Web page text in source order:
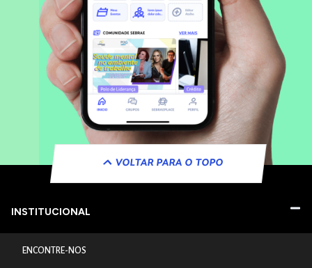
VOLTAR PARA O TOPO
INSTITUCIONAL
ENCONTRE-NOS